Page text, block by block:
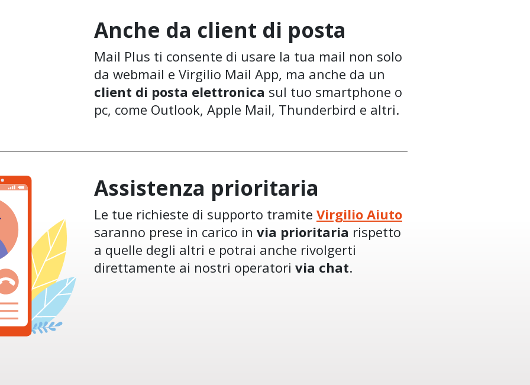
Anche da client di posta
Mail Plus ti consente di usare la tua mail non solo
da webmail e Virgilio Mail App, ma anche da un
client di posta elettronica sul tuo smartphone o
pc, come Outlook, Apple Mail, Thunderbird e altri.
Assistenza prioritaria
Le tue richieste di supporto tramite Virgilio Aiuto
saranno prese in carico in via prioritaria rispetto
a quelle degli altri e potrai anche rivolgerti
direttamente ai nostri operatori via chat.